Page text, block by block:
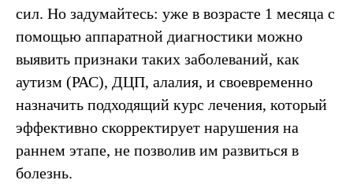
сил. Но задумайтесь: уже в возрасте 1 месяца с
помощью аппаратной диагностики можно
выявить признаки таких заболеваний, как
аутизм (РАС), ДЦП, алалия, и своевременно
назначить подходящий курс лечения, который
эффективно скорректирует нарушения на
раннем этапе, не позволив им развиться в
болезнь.